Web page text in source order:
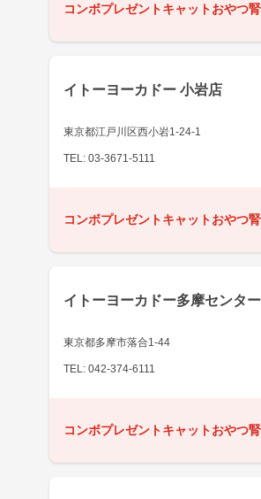
コンボプレゼントキャットおやつ
イトーヨーカドー 小岩店
東京都江戸川区西小岩1-24-1
TEL: 03-3671-5111
コンボプレゼントキャットおやつ
イトーヨーカドー多摩センタ
東京都多摩市落合1-44
TEL: 042-374-6111
コンボプレゼントキャットおやつ